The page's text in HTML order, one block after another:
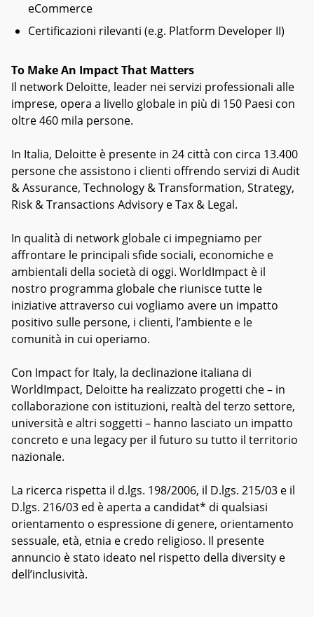
eCommerce
Certificazioni rilevanti (e.g. Platform Developer II)
To Make An Impact That Matters
Il network Deloitte, leader nei servizi professionali alle
imprese, opera a livello globale in più di 150 Paesi con
oltre 460 mila persone.
In Italia, Deloitte è presente in 24 città con circa 13.400
persone che assistono i clienti offrendo servizi di Audit
& Assurance, Technology & Transformation, Strategy,
Risk & Transactions Advisory e Tax & Legal.
In qualità di network globale ci impegniamo per
affrontare le principali sfide sociali, economiche e
ambientali della società di oggi. WorldImpact è il
nostro programma globale che riunisce tutte le
iniziative attraverso cui vogliamo avere un impatto
positivo sulle persone, i clienti, l’ambiente e le
comunità in cui operiamo.
Con Impact for Italy, la declinazione italiana di
WorldImpact, Deloitte ha realizzato progetti che – in
collaborazione con istituzioni, realtà del terzo settore,
università e altri soggetti – hanno lasciato un impatto
concreto e una legacy per il futuro su tutto il territorio
nazionale.
La ricerca rispetta il d.lgs. 198/2006, il D.lgs. 215/03 e il
D.lgs. 216/03 ed è aperta a candidat* di qualsiasi
orientamento o espressione di genere, orientamento
sessuale, età, etnia e credo religioso. Il presente
annuncio è stato ideato nel rispetto della diversity e
dell’inclusività.